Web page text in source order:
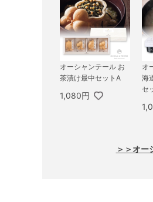
オーシャンテール お
茶漬け最中セットA
1,080円
オ
海
セ
＞＞オー